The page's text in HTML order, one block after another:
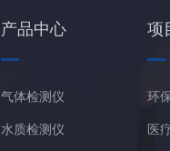
产品中心
气体检测仪
水质检测仪
项
环
医